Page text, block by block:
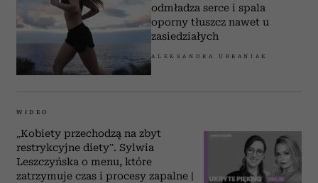
odmładza serce i spala
oporny tłuszcz nawet u
zasiedziałych
ALEKSANDRA URBANIAK
WIDEO
„Kobiety przechodzą na zbyt
restrykcyjne diety”. Sylwia
Leszczyńska o menu, które
zatrzymuje czas i procesy zapalne |